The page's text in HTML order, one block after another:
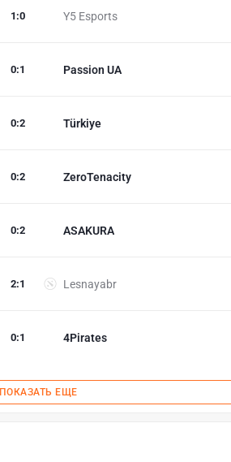
Y5 Esports
1 :0
Passion UA
0:1
Türkiye
0:2
ZeroTenacity
0:2
ASAKURA
0:2
Lesnayabr
2:1
4Pirates
0:1
ПОКАЗАТЬ ЕЩЕ